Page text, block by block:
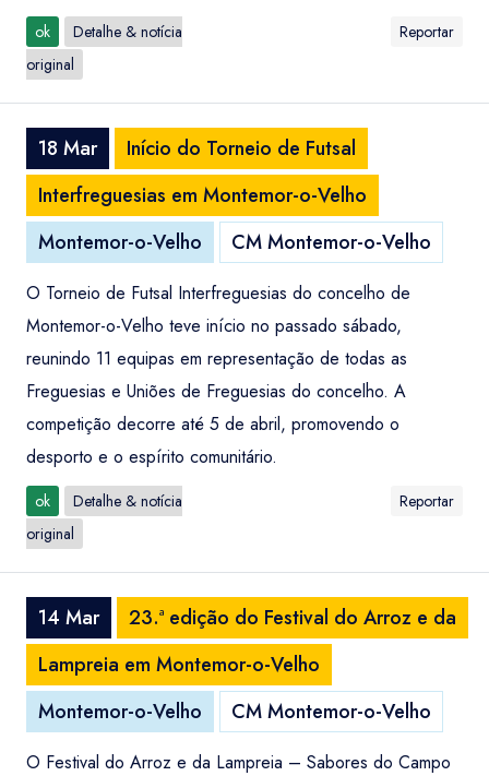
ok
Detalhe & notícia
original
Reportar
18 Mar
Início do Torneio de Futsal
Interfreguesias em Montemor-o-Velho
Montemor-o-Velho
CM Montemor-o-Velho
O Torneio de Futsal Interfreguesias do concelho de
Montemor-o-Velho teve início no passado sábado,
reunindo 11 equipas em representação de todas as
Freguesias e Uniões de Freguesias do concelho. A
competição decorre até 5 de abril, promovendo o
desporto e o espírito comunitário.
ok
Detalhe & notícia
original
Reportar
14 Mar
23.ª edição do Festival do Arroz e da
Lampreia em Montemor-o-Velho
Montemor-o-Velho
CM Montemor-o-Velho
O Festival do Arroz e da Lampreia – Sabores do Campo